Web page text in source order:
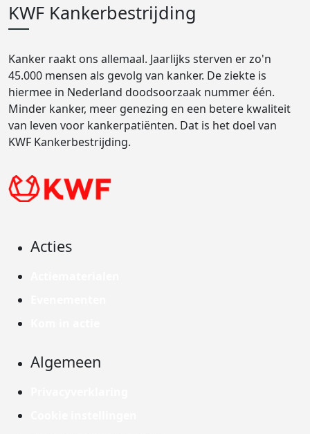
KWF Kankerbestrijding
Kanker raakt ons allemaal. Jaarlijks sterven er zo'n
45.000 mensen als gevolg van kanker. De ziekte is
hiermee in Nederland doodsoorzaak nummer één.
Minder kanker, meer genezing en een betere kwaliteit
van leven voor kankerpatiënten. Dat is het doel van
KWF Kankerbestrijding.
Acties
Algemeen